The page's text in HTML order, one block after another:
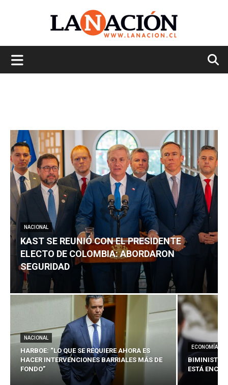
NACIONAL
KAST SE REUNIÓ CON EL PRESIDENTE
ELECTO DE COLOMBIA: ABORDARON
SEGURIDAD
NACIONAL
HARBOE: “LO QUE SE REQUIERE AHORA ES
HACER INTERVENCIONES BARRIALES MÁS DE
FONDO”
ECONOMÍA
BIMINISTRO
ESTÁ